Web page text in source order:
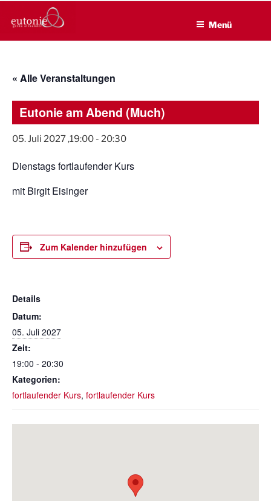
Inhalt
EUTONIE.DE
Lebensbalance durch körperliche Selbsterfahrung
Menü
« Alle Veranstaltungen
Eutonie am Abend (Much)
05. Juli 2027 ,19:00 - 20:30
Dienstags fortlaufender Kurs
mit Birgit Eisinger
Zum Kalender hinzufügen
Details
Datum:
05. Juli 2027
Zeit:
19:00 - 20:30
Kategorien:
fortlaufender Kurs, fortlaufender Kurs